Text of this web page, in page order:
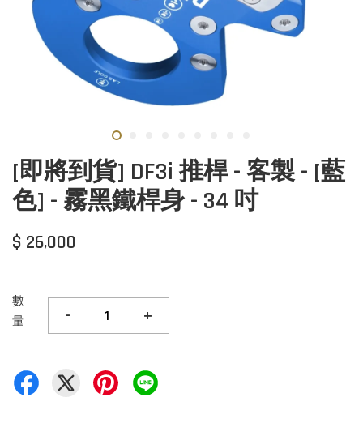
[即將到貨] DF3i 推桿 - 客製 - [藍
色] - 霧黑鐵桿身 - 34 吋
$ 26,000
數
量
- +